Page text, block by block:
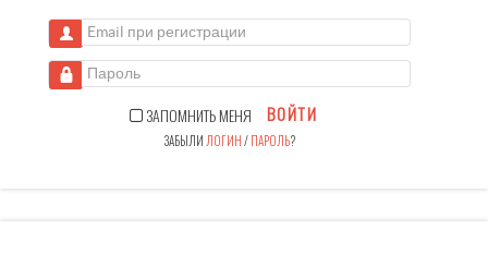
Email при регистрации
Пароль
ЗАПОМНИТЬ МЕНЯ ВОЙТИ
ЗАБЫЛИ ЛОГИН/ПАРОЛЬ?